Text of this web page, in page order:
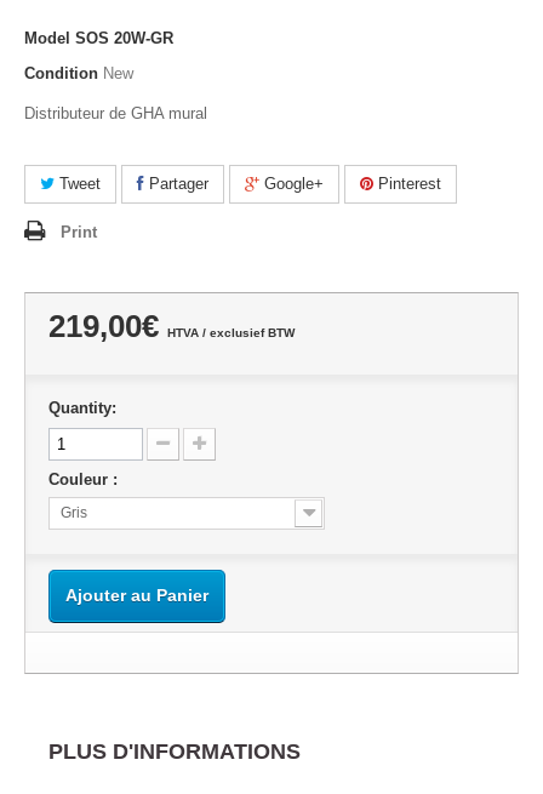
Model SOS 20W-GR
Condition New
Distributeur de GHA mural
Tweet Partager Google+ Pinterest
Print
219,00€ HTVA / exclusief BTW
Quantity:
Couleur :
Gris
Ajouter au Panier
PLUS D'INFORMATIONS